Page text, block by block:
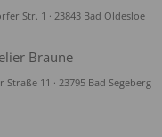
Str. 1 · 23843 Bad Oldesloe
Braune
Straße 11 · 23795 Bad Segeberg